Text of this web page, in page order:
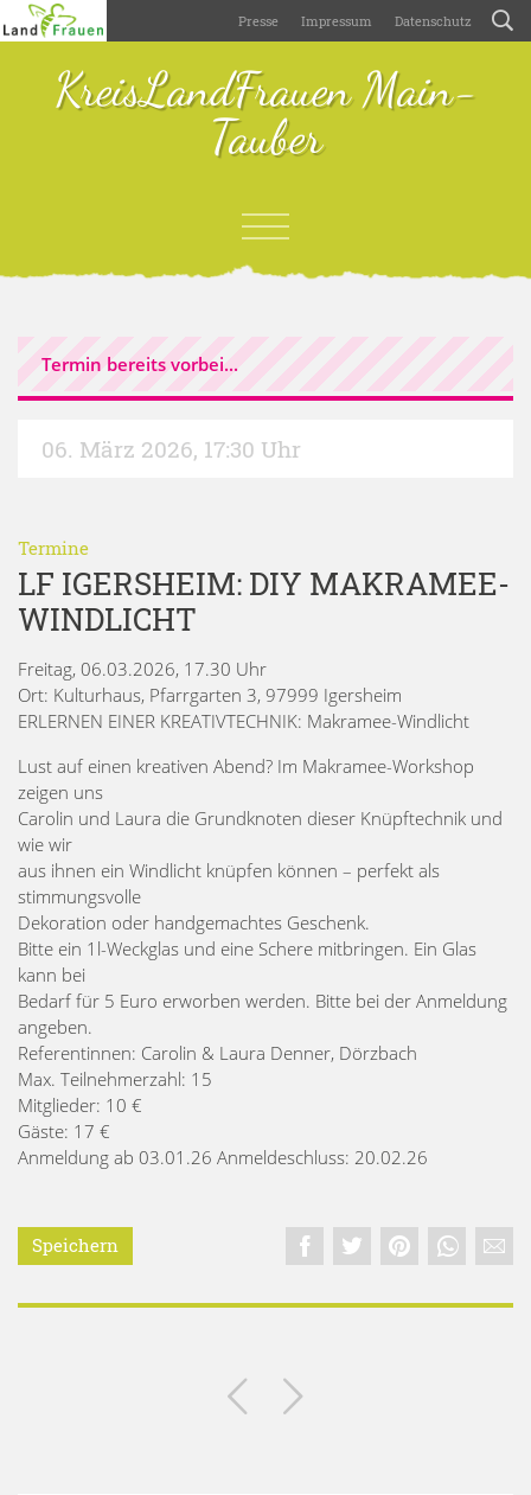
Presse Impressum Datenschutz
KreisLandFrauen Main-
Tauber
Termin bereits vorbei...
06. März 2026, 17:30 Uhr
Termine
LF IGERSHEIM: DIY MAKRAMEE-
WINDLICHT
Freitag, 06.03.2026, 17.30 Uhr
Ort: Kulturhaus, Pfarrgarten 3, 97999 Igersheim
ERLERNEN EINER KREATIVTECHNIK: Makramee-Windlicht
Lust auf einen kreativen Abend? Im Makramee-Workshop
zeigen uns
Carolin und Laura die Grundknoten dieser Knüpftechnik und
wie wir
aus ihnen ein Windlicht knüpfen können – perfekt als
stimmungsvolle
Dekoration oder handgemachtes Geschenk.
Bitte ein 1l-Weckglas und eine Schere mitbringen. Ein Glas
kann bei
Bedarf für 5 Euro erworben werden. Bitte bei der Anmeldung
angeben.
Referentinnen: Carolin & Laura Denner, Dörzbach
Max. Teilnehmerzahl: 15
Mitglieder: 10 €
Gäste: 17 €
Anmeldung ab 03.01.26 Anmeldeschluss: 20.02.26
Speichern